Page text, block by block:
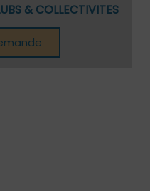
& COLLECTIVITES